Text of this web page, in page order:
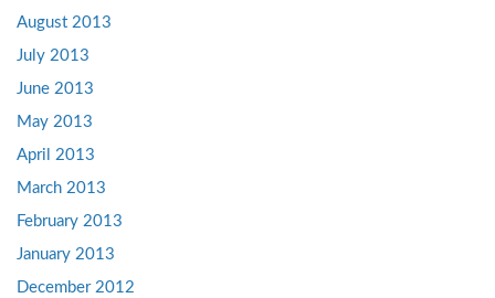
August 2013
July 2013
June 2013
May 2013
April 2013
March 2013
February 2013
January 2013
December 2012